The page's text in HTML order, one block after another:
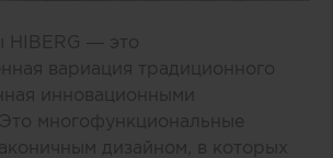
HIBERG — это
вариация традиционного
инновационными
многофункциональные
дизайном, в которых